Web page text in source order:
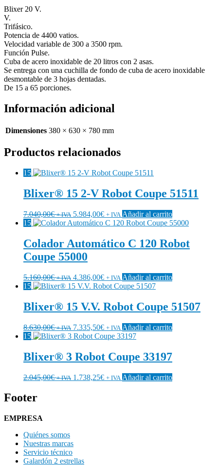
Blixer 20 V.
V.
Trifásico.
Potencia de 4400 vatios.
Velocidad variable de 300 a 3500 rpm.
Función Pulse.
Cuba de acero inoxidable de 20 litros con 2 asas.
Se entrega con una cuchilla de fondo de cuba de acero inoxidable
desmontable de 3 hojas dentadas.
De 15 a 65 porciones.
Información adicional
Dimensiones 380 × 630 × 780 mm
Productos relacionados
15
Blixer® 15 2-V Robot Coupe 51511
7.040,00€ + IVA 5.984,00€ + IVA Añadir al carrito
15
Colador Automático C 120 Robot
Coupe 55000
5.160,00€ + IVA 4.386,00€ + IVA Añadir al carrito
15
Blixer® 15 V.V. Robot Coupe 51507
8.630,00€ + IVA 7.335,50€ + IVA Añadir al carrito
15
Blixer® 3 Robot Coupe 33197
2.045,00€ + IVA 1.738,25€ + IVA Añadir al carrito
Footer
EMPRESA
Quiénes somos
Nuestras marcas
Servicio técnico
Galardón 2 estrellas